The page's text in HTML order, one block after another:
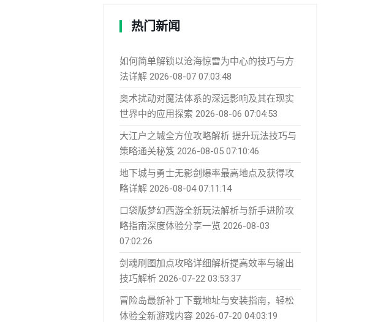
热门新闻
如何简单解锁以沧海惊雷为中心的技巧与方
法详解 2026-08-07 07:03:48
奥术扰动对魔法体系的深远影响及其在现实
世界中的应用探索 2026-08-06 07:04:53
大江户之城全方位攻略解析 提升玩法技巧与
策略通关秘笈 2026-08-05 07:10:46
地下城与勇士无影剑爆率最高地点及获得攻
略详解 2026-08-04 07:11:14
口袋版梦幻西游全新玩法解析与新手进阶攻
略指南深度体验分享一览 2026-08-03
07:02:26
剑魂刷图加点攻略详细解析提高效率与输出
技巧解析 2026-07-22 03:53:37
冒险岛最新补丁下载地址与安装指南，轻松
体验全新游戏内容 2026-07-20 04:03:19